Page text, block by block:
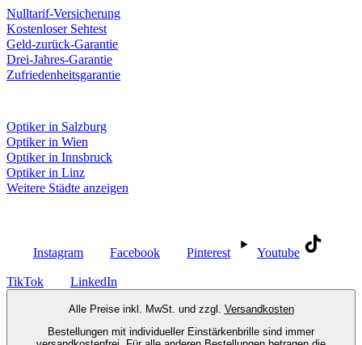
Nulltarif-Versicherung
Kostenloser Sehtest
Geld-zurück-Garantie
Drei-Jahres-Garantie
Zufriedenheitsgarantie
Optiker in Salzburg
Optiker in Wien
Optiker in Innsbruck
Optiker in Linz
Weitere Städte anzeigen
Instagram Facebook Pinterest Youtube
TikTok LinkedIn
Alle Preise inkl. MwSt. und zzgl. Versandkosten
Bestellungen mit individueller Einstärkenbrille sind immer